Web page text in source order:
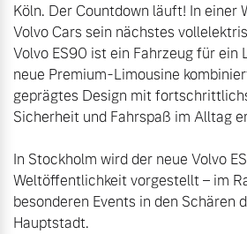
Köln. Der Countdown läuft! In einer
Volvo Cars sein nächstes
Volvo ES90 ist ein Fahrzeug für ein
neue Premium-Limousine
geprägtes Design mit
Sicherheit und Fahrspaß im Alltag
In Stockholm wird der neue Volvo
Weltöffentlichkeit vorgestellt – im
besonderen Events in den Schären
Hauptstadt.